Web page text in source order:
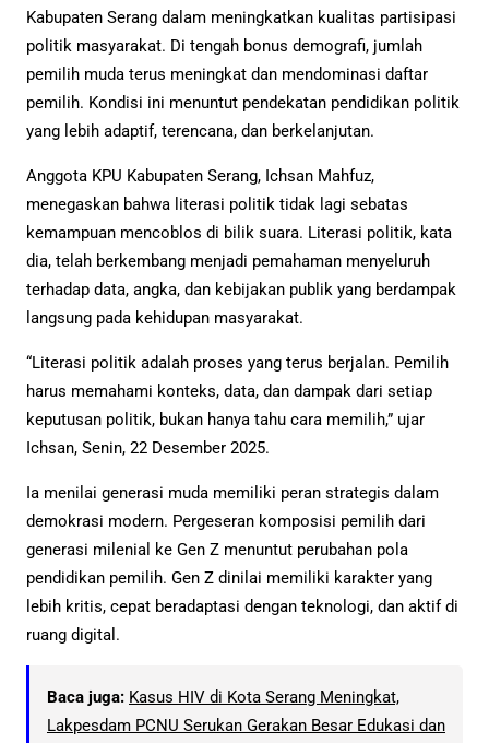
Kabupaten Serang dalam meningkatkan kualitas partisipasi
politik masyarakat. Di tengah bonus demografi, jumlah
pemilih muda terus meningkat dan mendominasi daftar
pemilih. Kondisi ini menuntut pendekatan pendidikan politik
yang lebih adaptif, terencana, dan berkelanjutan.
Anggota KPU Kabupaten Serang, Ichsan Mahfuz,
menegaskan bahwa literasi politik tidak lagi sebatas
kemampuan mencoblos di bilik suara. Literasi politik, kata
dia, telah berkembang menjadi pemahaman menyeluruh
terhadap data, angka, dan kebijakan publik yang berdampak
langsung pada kehidupan masyarakat.
“Literasi politik adalah proses yang terus berjalan. Pemilih
harus memahami konteks, data, dan dampak dari setiap
keputusan politik, bukan hanya tahu cara memilih,” ujar
Ichsan, Senin, 22 Desember 2025.
Ia menilai generasi muda memiliki peran strategis dalam
demokrasi modern. Pergeseran komposisi pemilih dari
generasi milenial ke Gen Z menuntut perubahan pola
pendidikan pemilih. Gen Z dinilai memiliki karakter yang
lebih kritis, cepat beradaptasi dengan teknologi, dan aktif di
ruang digital.
Baca juga: Kasus HIV di Kota Serang Meningkat,
Lakpesdam PCNU Serukan Gerakan Besar Edukasi dan